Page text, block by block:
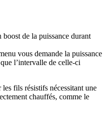
de la puissance durant
vous demande la puissance
l’intervalle de celle-ci
fils résistifs nécessitant une
chauffés, comme le